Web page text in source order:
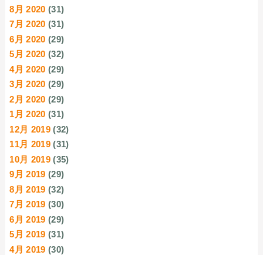
8月 2020 (31)
7月 2020 (31)
6月 2020 (29)
5月 2020 (32)
4月 2020 (29)
3月 2020 (29)
2月 2020 (29)
1月 2020 (31)
12月 2019 (32)
11月 2019 (31)
10月 2019 (35)
9月 2019 (29)
8月 2019 (32)
7月 2019 (30)
6月 2019 (29)
5月 2019 (31)
4月 2019 (30)